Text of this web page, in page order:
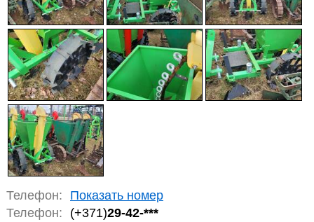
Телефон:
Показать номер
Телефон:
(+371)29-42-***